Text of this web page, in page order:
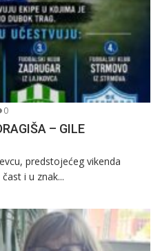
0
– GILE
predstojećeg vikenda
i u znak...